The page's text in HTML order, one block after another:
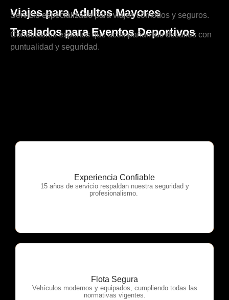
Viajes para Adultos Mayores
Servicio especializado para viajes cómodos y seguros.
Traslados para Eventos Deportivos
Conductores expertos que acompañan tus desafíos con
puntualidad y seguridad.
Experiencia Confiable
15 años de servicio respaldan nuestra seguridad y
profesionalismo.
OTP Servicios
Flota Segura
Vehículos modernos y equipados, cumpliendo todas las
normativas vigentes.
OTP Servicios